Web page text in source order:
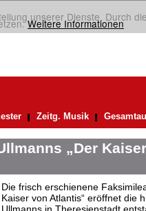
unserer Dienste. Durch
Weitere Informationen
Zeitg. Musik
„Der
Die frisch erschienene
Kaiser von Atlantis“ eröffnet die